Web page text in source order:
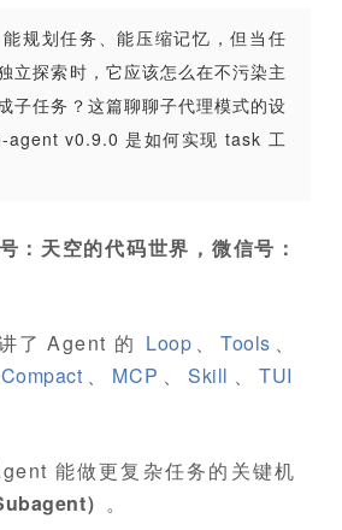
规划任务、能压缩记忆，但当任
立探索时，它应该怎么在不污染主
子任务？这篇聊聊子代理模式的设
agent v0.9.0 是如何实现 task 工
：天空的代码世界，微信号：
了 Agent 的 Loop 、 Tools 、
、 MCP 、 Skill 、
TUI
能做更复杂任务的关键机
） 。